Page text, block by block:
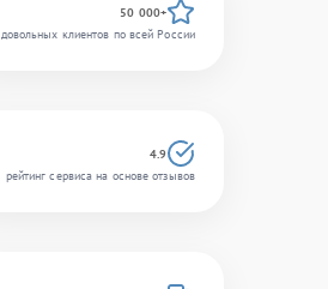
50 000+
довольных клиентов по всей России
4.9
рейтинг сервиса на основе отзывов